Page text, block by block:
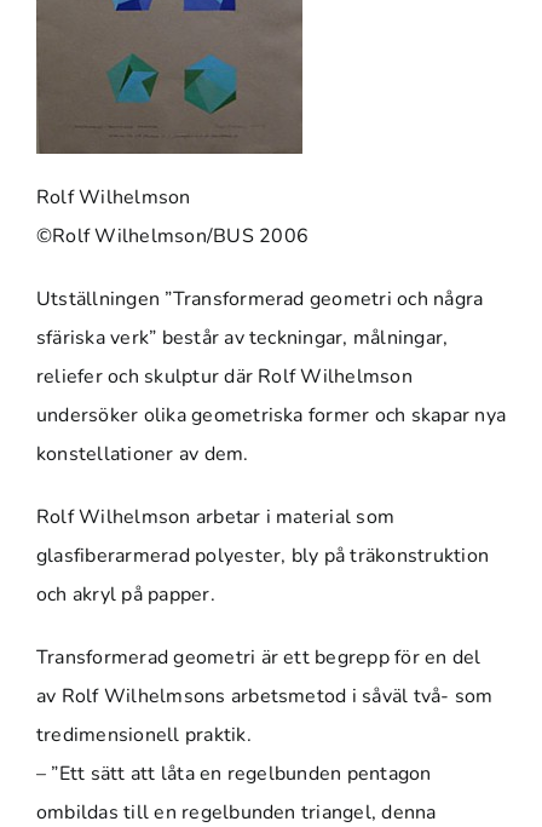
Rolf Wilhelmson
©Rolf Wilhelmson/BUS 2006
Utställningen ”Transformerad geometri och några
sfäriska verk” består av teckningar, målningar,
reliefer och skulptur där Rolf Wilhelmson
undersöker olika geometriska former och skapar nya
konstellationer av dem.
Rolf Wilhelmson arbetar i material som
glasfiberarmerad polyester, bly på träkonstruktion
och akryl på papper.
Transformerad geometri är ett begrepp för en del
av Rolf Wilhelmsons arbetsmetod i såväl två- som
tredimensionell praktik.
– ”Ett sätt att låta en regelbunden pentagon
ombildas till en regelbunden triangel, denna